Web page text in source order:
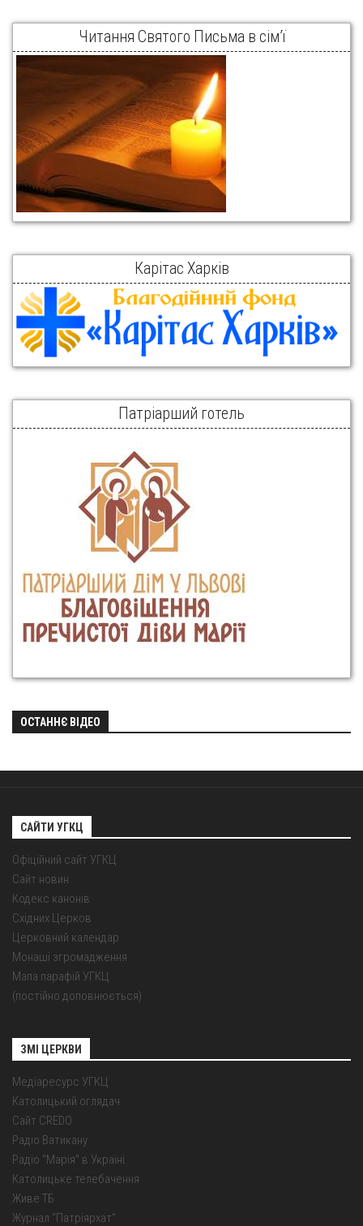
Читання Святого Письма в сім’ї
Карітас Харків
Патріарший готель
ОСТАННЄ ВІДЕО
САЙТИ УГКЦ
Офіційний сайт УГКЦ
Сайт новин
Кодекс канонів
Східних Церков
Церковний календар
Монаші згромадження
Мапа парафій УГКЦ
(постійно доповнюється)
ЗМІ ЦЕРКВИ
Медіаресурс УГКЦ
Католицький оглядач
Сайт CREDO
Радіо Ватикану
Радіо "Марія" в Україні
Католицьке телебачення
Живе ТБ
Журнал "Патріярхат"